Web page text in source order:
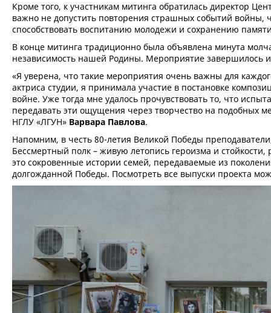
Кроме того, к участникам митинга обратилась директор
важно не допустить повторения страшных событий
способствовать воспитанию молодежи и сохранению
В конце митинга традиционно была объявлена минута
независимость нашей Родины. Мероприятие завершилось
«Я уверена, что такие мероприятия очень важны для
актриса студии, я принимала участие в постановке
войне. Уже тогда мне удалось прочувствовать то, что
передавать эти ощущения через творчество на подобных
НГЛУ «ЛГУН» Варвара Павлова.
Напомним, в честь 80-летия Великой Победы
Бессмертный полк – живую летопись героизма и
это сокровенные истории семей, передаваемые из
долгожданной Победы. Посмотреть все выпуски проекта